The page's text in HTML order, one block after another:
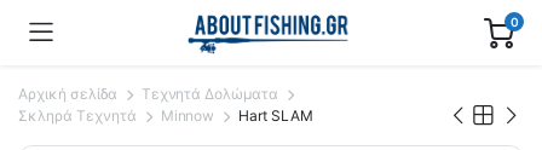
0
Αρχική σελίδα
Τεχνητά Δολώματα
Σκληρά Τεχνητά
Minnow Hart SLAM